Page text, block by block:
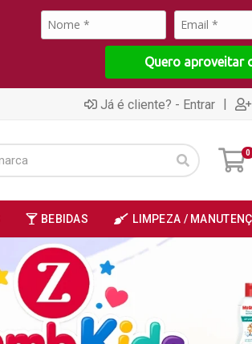
Quero aproveitar
Já é cliente? - Entrar |
0
BEBIDAS LIMPEZA /